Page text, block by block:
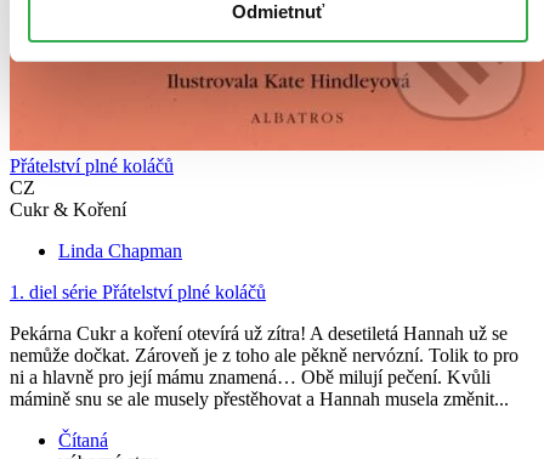
Odmietnuť
Přátelství plné koláčů
CZ
Cukr & Koření
Linda Chapman
1. diel série Přátelství plné koláčů
Pekárna Cukr a koření otevírá už zítra! A desetiletá Hannah už se
nemůže dočkat. Zároveň je z toho ale pěkně nervózní. Tolik to pro
ni a hlavně pro její mámu znamená… Obě milují pečení. Kvůli
mámině snu se ale musely přestěhovat a Hannah musela změnit...
Čítaná